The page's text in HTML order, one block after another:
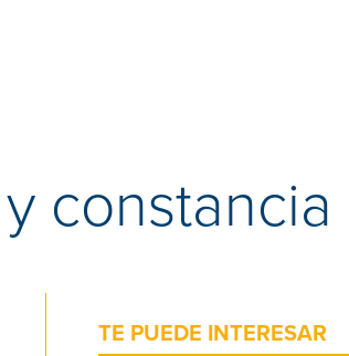
constancia
TE PUEDE INTERESAR